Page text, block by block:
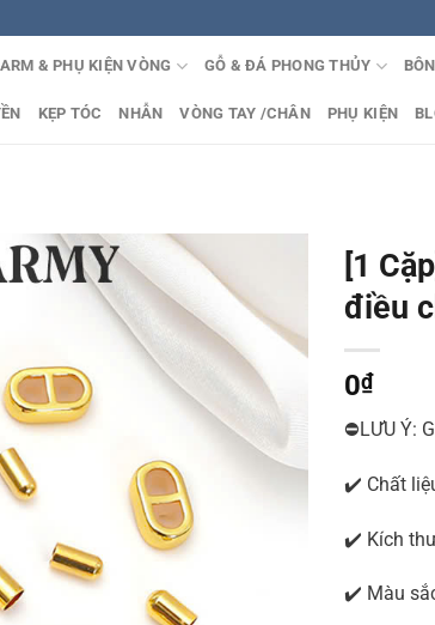
& PHỤ KIỆN VÒNG GỖ & ĐÁ PHONG THỦY
KẸP TÓC NHẪN VÒNG TAY /CHÂN PHỤ KIỆN
[1
điều
0₫
⛔LƯU Ý:
✔️ Chất
✔️ Kích
✔️ Màu